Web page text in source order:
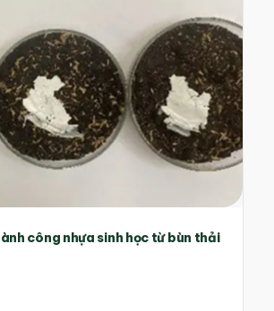
công nhựa sinh học từ bùn thải